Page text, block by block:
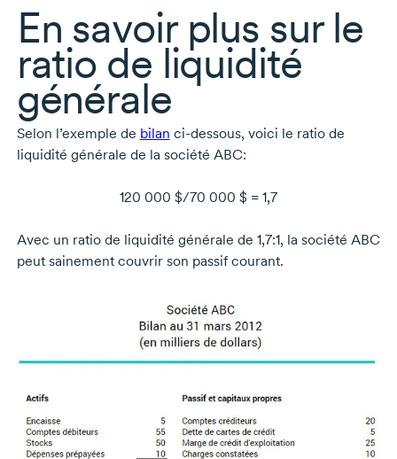
En savoir plus sur le
ratio de liquidité
générale
Selon l’exemple de bilan ci-dessous, voici le ratio de
liquidité générale de la société ABC:
120 000 $/70 000 $ = 1,7
Avec un ratio de liquidité générale de 1,7:1, la société ABC
peut sainement couvrir son passif courant.